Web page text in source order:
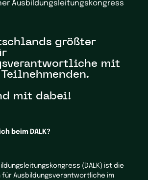
größter
mit
mit dabei!
beim DALK?
(DALK) ist die
Ausbildungsverantwortliche im